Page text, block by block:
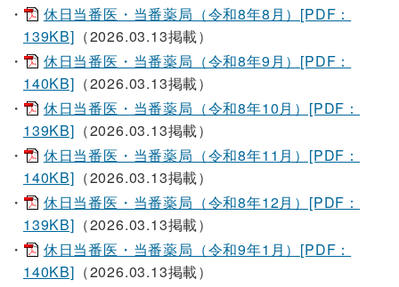
休日当番医・当番薬局（令和8年8月）[PDF：
139KB] （2026.03.13掲載）
休日当番医・当番薬局（令和8年9月）[PDF：
140KB] （2026.03.13掲載）
休日当番医・当番薬局（令和8年10月）[PDF：
139KB] （2026.03.13掲載）
休日当番医・当番薬局（令和8年11月）[PDF：
140KB] （2026.03.13掲載）
休日当番医・当番薬局（令和8年12月）[PDF：
139KB] （2026.03.13掲載）
休日当番医・当番薬局（令和9年1月）[PDF：
140KB] （2026.03.13掲載）